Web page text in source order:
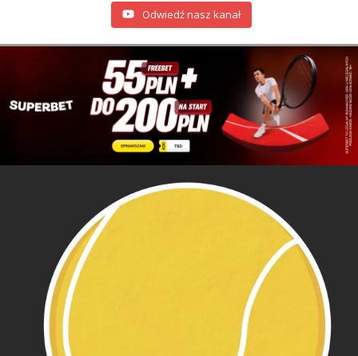
Odwiedź nasz kanał